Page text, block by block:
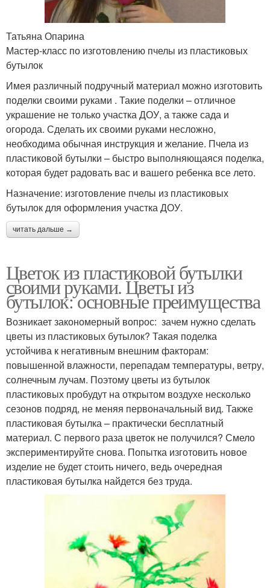
Татьяна Опарина
Мастер-класс по изготовлению пчелы из пластиковых
бутылок
Имея различный подручный материал можно изготовить
поделки своими руками . Такие поделки – отличное
украшение не только участка ДОУ, а также сада и
огорода. Сделать их своими руками несложно,
необходима обычная инструкция и желание. Пчела из
пластиковой бутылки – быстро выполняющаяся поделка,
которая будет радовать вас и вашего ребенка все лето.
Назначение: изготовление пчелы из пластиковых
бутылок для оформления участка ДОУ.
читать дальше →
Цветок из пластиковой бутылки
своими руками. Цветы из
бутылок: основные преимущества
Возникает закономерный вопрос: зачем нужно сделать
цветы из пластиковых бутылок? Такая поделка
устойчива к негативным внешним факторам:
повышенной влажности, перепадам температуры, ветру,
солнечным лучам. Поэтому цветы из бутылок
пластиковых пробудут на открытом воздухе несколько
сезонов подряд, не меняя первоначальный вид. Также
пластиковая бутылка – практически бесплатный
материал. С первого раза цветок не получился? Смело
экспериментируйте снова. Попытка изготовить новое
изделие не будет стоить ничего, ведь очередная
пластиковая бутылка найдется без труда.